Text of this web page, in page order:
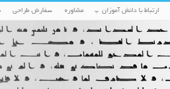
ارتباط با دانش آموزان مشاوره سفارش طراحی